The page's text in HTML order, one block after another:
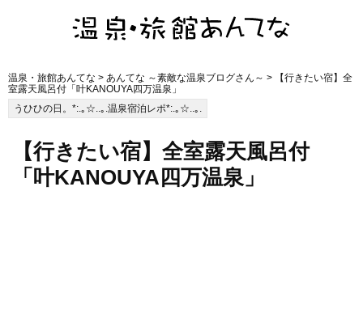
温泉・旅館あんてな > あんてな ～素敵な温泉ブログさん～ > 【行きたい宿】全
室露天風呂付「叶KANOUYA四万温泉」
うひひの日。*:.｡☆..｡.温泉宿泊レポ*:.｡☆..｡.
【行きたい宿】全室露天風呂付
「叶KANOUYA四万温泉」